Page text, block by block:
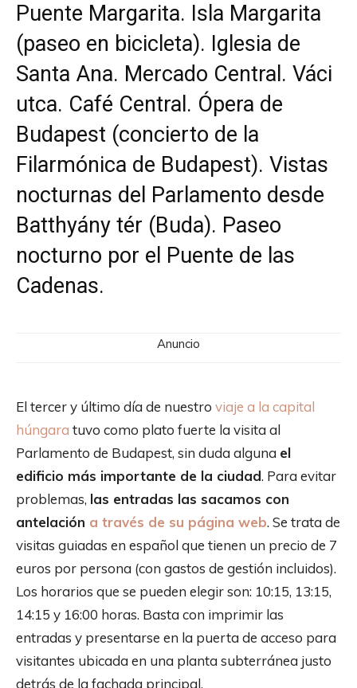
Puente Margarita. Isla Margarita
(paseo en bicicleta). Iglesia de
Santa Ana. Mercado Central. Váci
utca. Café Central. Ópera de
Budapest (concierto de la
Filarmónica de Budapest). Vistas
nocturnas del Parlamento desde
Batthyány tér (Buda). Paseo
nocturno por el Puente de las
Cadenas.
Anuncio
El tercer y último día de nuestro viaje a la capital
húngara tuvo como plato fuerte la visita al
Parlamento de Budapest, sin duda alguna el
edificio más importante de la ciudad. Para evitar
problemas, las entradas las sacamos con
antelación a través de su página web. Se trata de
visitas guiadas en español que tienen un precio de 7
euros por persona (con gastos de gestión incluidos).
Los horarios que se pueden elegir son: 10:15, 13:15,
14:15 y 16:00 horas. Basta con imprimir las
entradas y presentarse en la puerta de acceso para
visitantes ubicada en una planta subterránea justo
detrás de la fachada principal.